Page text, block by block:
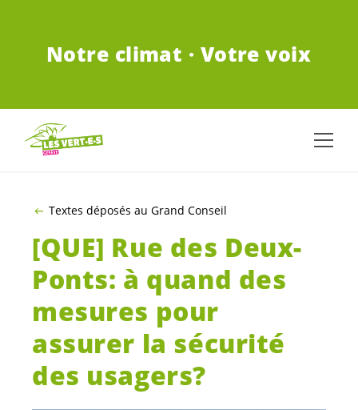
Notre climat · Votre voix
Textes déposés au Grand Conseil
[QUE] Rue des Deux-
Ponts: à quand des
mesures pour
assurer la sécurité
des usagers?